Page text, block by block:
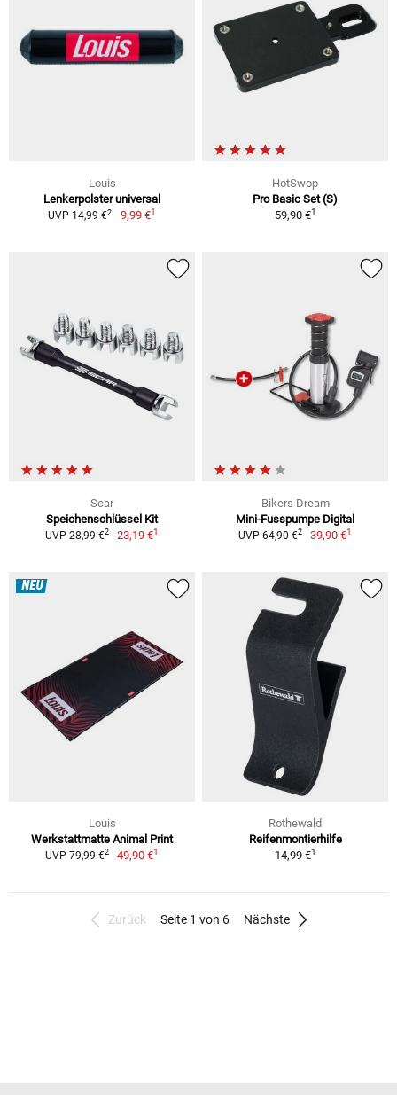
Louis
Lenkerpolster universal
UVP 14,99 €2 9,99 €1
HotSwop
Pro Basic Set (S)
59,90 €1
Scar
Speichenschlüssel Kit
UVP 28,99 €2 23,19 €1
Bikers Dream
Mini-Fusspumpe Digital
UVP 64,90 €2 39,90 €1
NEU
Louis
Werkstattmatte Animal Print
UVP 79,99 €2 49,90 €1
Rothewald
Reifenmontierhilfe
14,99 €1
Zurück Seite 1 von 6 Nächste